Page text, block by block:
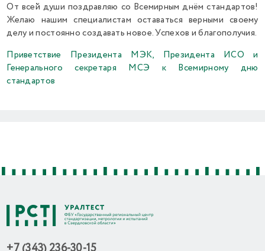
От всей души поздравляю со Всемирным днём стандартов!
Желаю нашим специалистам оставаться верными своему
делу и постоянно создавать новое. Успехов и благополучия.
Приветствие Президента МЭК, Президента ИСО и
Генерального секретаря МСЭ к Всемирному дню
стандартов